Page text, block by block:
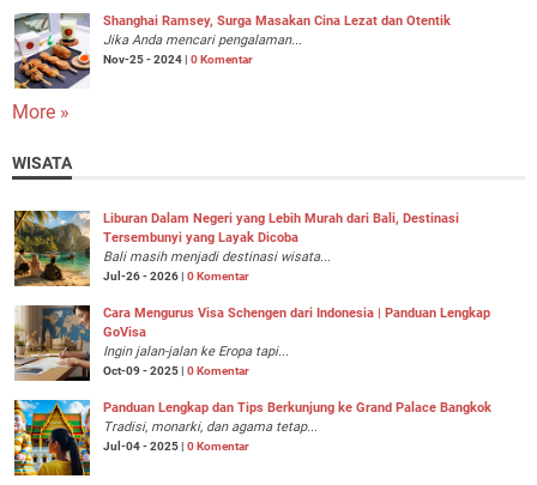
Shanghai Ramsey, Surga Masakan Cina Lezat dan Otentik
Jika Anda mencari pengalaman...
Nov-25 - 2024 | 0 Komentar
More »
WISATA
Liburan Dalam Negeri yang Lebih Murah dari Bali, Destinasi
Tersembunyi yang Layak Dicoba
Bali masih menjadi destinasi wisata...
Jul-26 - 2026 | 0 Komentar
Cara Mengurus Visa Schengen dari Indonesia | Panduan Lengkap
GoVisa
Ingin jalan-jalan ke Eropa tapi...
Oct-09 - 2025 | 0 Komentar
Panduan Lengkap dan Tips Berkunjung ke Grand Palace Bangkok
Tradisi, monarki, dan agama tetap...
Jul-04 - 2025 | 0 Komentar